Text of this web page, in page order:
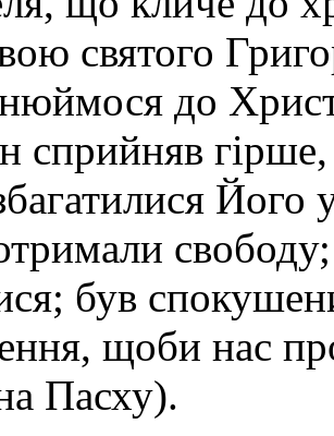
святого
до
сприйняв
Його
був
щоби нас
Пасху).